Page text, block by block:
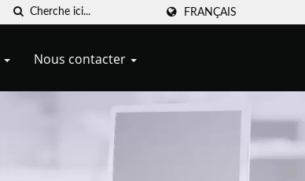
FRANÇAIS
Nous contacter